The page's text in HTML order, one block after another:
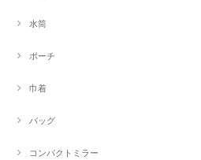
水筒
ポーチ
巾着
バッグ
コンパクトミラー